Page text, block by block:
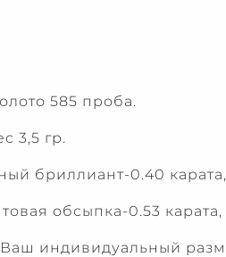
585 проба.
3,5 гр.
бриллиант-0.40 карата,
обсыпка-0.53 карата,
индивидуальный